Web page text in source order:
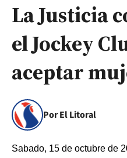
La Justicia
el Jockey
aceptar
Por El Litoral
Sabado, 15 de octubre de